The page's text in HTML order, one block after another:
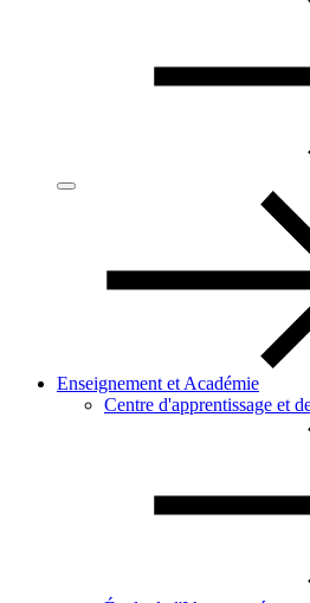
Enseignement et Académie
Centre d'apprentissage et